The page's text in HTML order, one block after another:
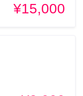
¥15,000